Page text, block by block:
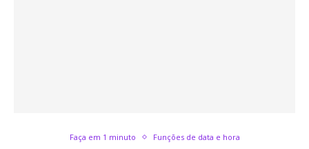
Faça em 1 minuto Funções de data e hora